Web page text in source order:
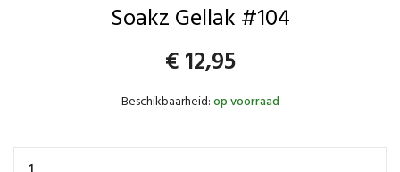
Soakz Gellak #104
€12,95
Beschikbaarheid:op voorraad